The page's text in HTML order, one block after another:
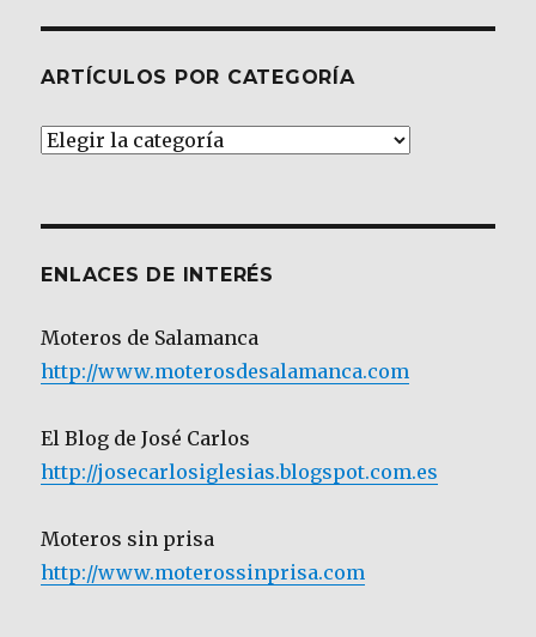
ARTÍCULOS POR CATEGORÍA
Artículos
ENLACES DE INTERÉS
Moteros de Salamanca
http://www.moterosdesalamanca.com
El Blog de José Carlos
http://josecarlosiglesias.blogspot.com.es
Moteros sin prisa
http://www.moterossinprisa.com